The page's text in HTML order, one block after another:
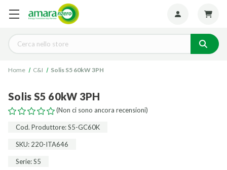
Cerca
Home C&I Solis S5 60kW 3PH
Solis S5 60kW 3PH
(Non ci sono ancora recensioni)
Cod. Produttore: S5-GC60K
SKU: 220-ITA646
Serie: S5